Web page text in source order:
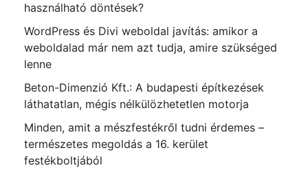
használható döntések?
WordPress és Divi weboldal javítás: amikor a
weboldalad már nem azt tudja, amire szükséged
lenne
Beton-Dimenzió Kft.: A budapesti építkezések
láthatatlan, mégis nélkülözhetetlen motorja
Minden, amit a mészfestékről tudni érdemes –
természetes megoldás a 16. kerület
festékboltjából